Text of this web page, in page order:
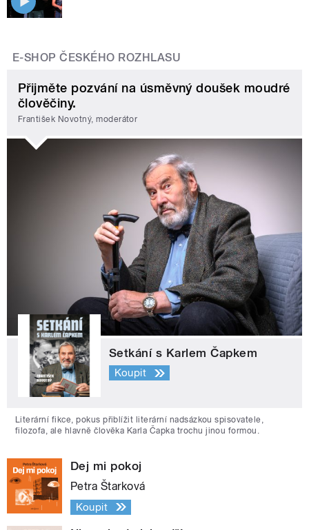
E-SHOP ČESKÉHO ROZHLASU
Přijměte pozvání na úsměvný doušek moudré
člověčiny.
František Novotný, moderátor
Setkání s Karlem Čapkem
Koupit
Literární fikce, pokus přiblížit literární nadsázkou spisovatele,
filozofa, ale hlavně člověka Karla Čapka trochu jinou formou.
Dej mi pokoj
Petra Štarková
Koupit